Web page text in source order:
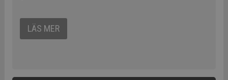
LÄS MER